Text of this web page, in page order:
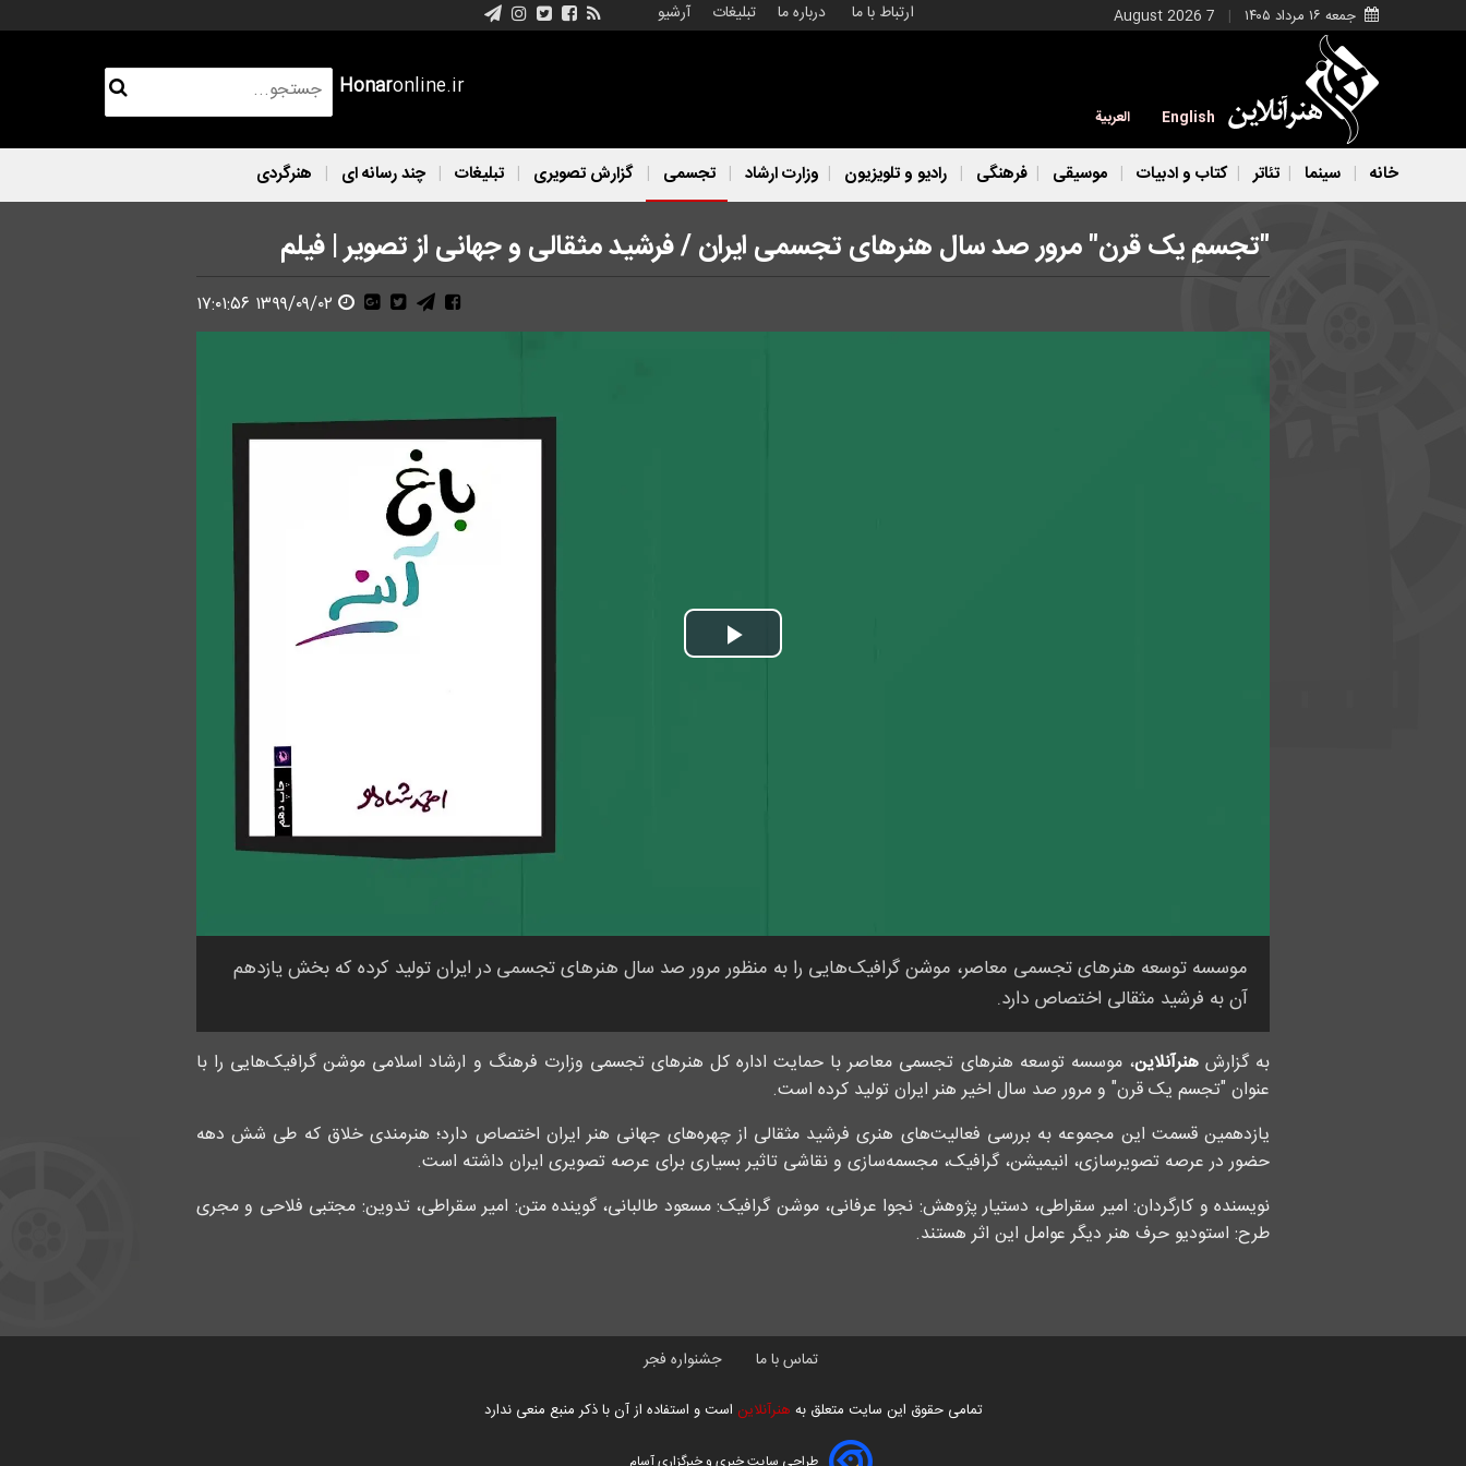
جمعه ۱۶ مرداد ۱۴۰۵ 7 August 2026 ارتباط با ما درباره ما تبلیغات آرشیو
Honaronline.ir
English العربية
خانه سینما تئاتر کتاب و ادبیات موسیقی فرهنگی رادیو و تلویزیون وزارت ارشاد تجسمی گزارش تصویری تبلیغات چند رسانه ای هنرگردی
"تجسمِ یک قرن" مرور صد سال هنرهای تجسمی ایران / فرشید مثقالی و جهانی از تصویر | فیلم
Play
موسسه توسعه هنرهای تجسمی معاصر، موشن گرافیک‌هایی را به منظور مرور صد سال هنرهای تجسمی در ایران تولید کرده که بخش یازدهم
آن به فرشید مثقالی اختصاص دارد.
به گزارشهنرآنلاین، موسسه توسعه هنرهای تجسمی معاصر با حمایت اداره کل هنرهای تجسمی وزارت فرهنگ و ارشاد اسلامی موشن گرافیک‌هایی را با
عنوان "تجسم یک قرن" و مرور صد سال اخیر هنر ایران تولید کرده است.
یازدهمین قسمت این مجموعه به بررسی فعالیت‌های هنری فرشید مثقالی از چهره‌های جهانی هنر ایران اختصاص دارد؛ هنرمندی خلاق که طی شش دهه
حضور در عرصه تصویرسازی، انیمیشن، گرافیک، مجسمه‌سازی و نقاشی تاثیر بسیاری برای عرصه تصویری ایران داشته است.
نویسنده و کارگردان: امیر سقراطی، دستیار پژوهش: نجوا عرفانی، موشن گرافیک: مسعود طالبانی، گوینده متن: امیر سقراطی، تدوین: مجتبی فلاحی و مجری
طرح: استودیو حرف هنر دیگر عوامل این اثر هستند.
تماس با ما جشنواره فجر
تمامی حقوق این سایت متعلق به هنرآنلاین است و استفاده از آن با ذکر منبع منعی ندارد
طراحی سایت خبری و خبرگزاری آسام